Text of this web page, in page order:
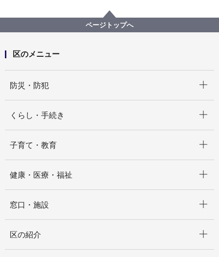
ページトップへ
区のメニュー
防災・防犯
くらし・手続き
子育て・教育
健康・医療・福祉
窓口・施設
区の紹介